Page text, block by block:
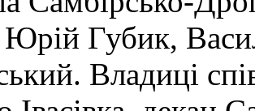
Губик,
Владиці